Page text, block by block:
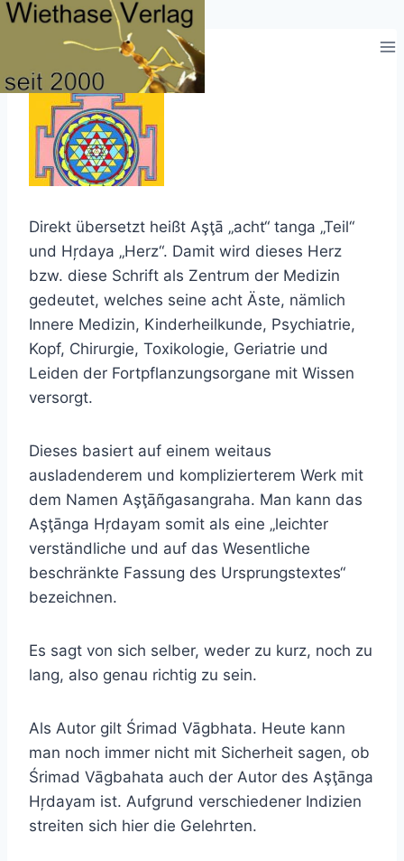
Zum
Direkt übersetzt heißt Aşţā „acht“ tanga „Teil“
und Hŗdaya „Herz“. Damit wird dieses Herz
bzw. diese Schrift als Zentrum der Medizin
gedeutet, welches seine acht Äste, nämlich
Innere Medizin, Kinderheilkunde, Psychiatrie,
Kopf, Chirurgie, Toxikologie, Geriatrie und
Leiden der Fortpflanzungsorgane mit Wissen
versorgt.
Dieses basiert auf einem weitaus
ausladenderem und komplizierterem Werk mit
dem Namen Aşţāñgasangraha. Man kann das
Aşţānga Hŗdayam somit als eine „leichter
verständliche und auf das Wesentliche
beschränkte Fassung des Ursprungstextes“
bezeichnen.
Es sagt von sich selber, weder zu kurz, noch zu
lang, also genau richtig zu sein.
Als Autor gilt Śrimad Vāgbhata. Heute kann
man noch immer nicht mit Sicherheit sagen, ob
Śrimad Vāgbahata auch der Autor des Aşţānga
Hŗdayam ist. Aufgrund verschiedener Indizien
streiten sich hier die Gelehrten.